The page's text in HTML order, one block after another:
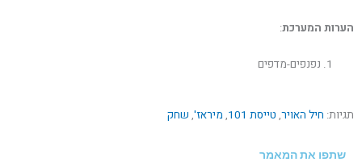
הערות המערכת:
נפנפים-מדפים
תגיות: חיל האויר, טייסת 101 , מיראז', שחק
שתפו את המאמר